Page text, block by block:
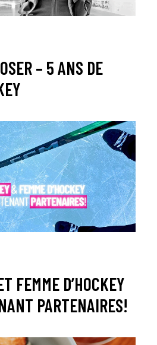
– 5 ANS DE
FEMME D’HOCKEY
PARTENAIRES!